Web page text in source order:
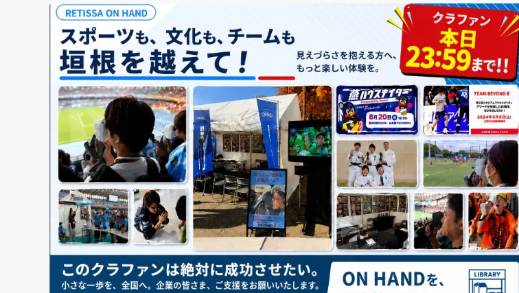
アート・写真 舞
テクノロジー・ガジェット ゲーム・サービス開発 フ
映像・映画 書籍・雑誌出版 ア
ビジネス・起業 チャレンジ ビ
まちづくり・地域活性化
CAMPFIRE for Social Good
CAMPFIREふるさと納税 machi-yaコ